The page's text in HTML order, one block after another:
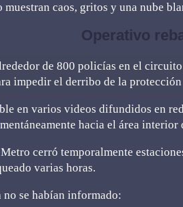
muestran caos, gritos y una nube
Operativo
de 800 policías en el
impedir el derribo de la
en varios videos difundidos en
hacia el área
cerró temporalmente
varias horas.
no se habían informado: